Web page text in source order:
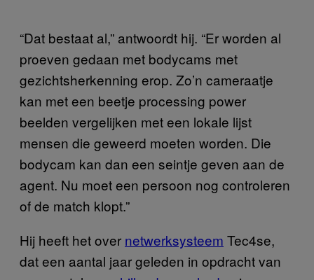
“Dat bestaat al,” antwoordt hij. “Er worden al
proeven gedaan met bodycams met
gezichtsherkenning erop. Zo’n cameraatje
kan met een beetje processing power
beelden vergelijken met een lokale lijst
mensen die geweerd moeten worden. Die
bodycam kan dan een seintje geven aan de
agent. Nu moet een persoon nog controleren
of de match klopt.”
Hij heeft het over netwerksysteem Tec4se,
dat een aantal jaar geleden in opdracht van